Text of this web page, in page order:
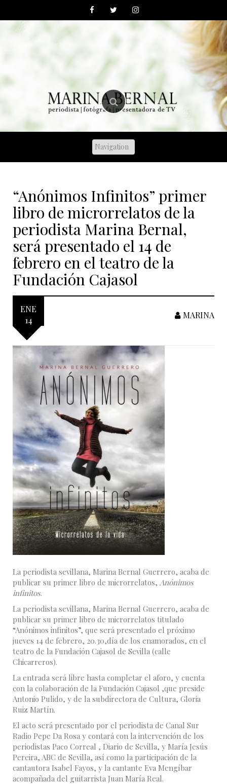
content
“Anónimos Infinitos” primer
libro de microrrelatos de la
periodista Marina Bernal,
será presentado el 14 de
febrero en el teatro de la
Fundación Cajasol
ENE
14
MARINA
La periodista sevillana, Marina Bernal Guerrero, acaba de
publicar su primer libro de microrrelatos, Anónimos
infinitos.
La periodista sevillana, Marina Bernal Guerrero, acaba de
publicar su primer libro de microrrelatos titulado
“Anónimos infinitos”, que será presentado el próximo
jueves 14 de febrero, 20.30,día de los enamorados, en el
teatro de la Fundación Cajasol de Sevilla (calle
Chicarreros).
La entrada será libre hasta completar el aforo, y cuenta
con la colaboración de la Fundación Cajasol ,que preside
Antonio Pulido, y de la subdirectora de Cultura, Gloria
Ruiz Martín.
El acto será presentado por el periodista de Canal Sur
Radio Pepe Da Rosa y contará con la intervención de los
periodistas Paco Correal , Diario de Sevilla, y María Jesús
Pereira, ABC de Sevilla, así como la participación de la
cantautora Isabel Fayos, y la cantante Eva Mengíbar
acompañada del guitarrista Juan María Real.